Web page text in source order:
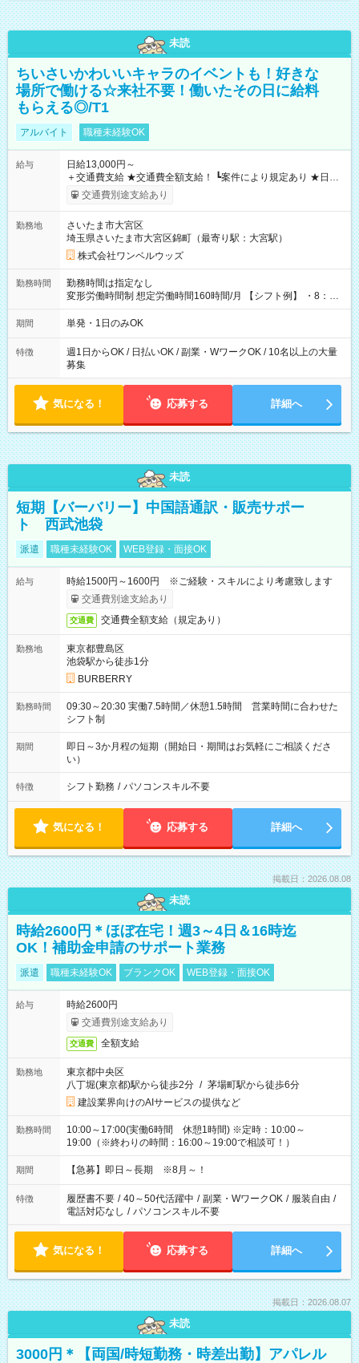
未読
ちいさいかわいいキャラのイベントも！好きな
場所で働ける☆来社不要！働いたその日に給料
もらえる◎/T1
アルバイト 職種未経験OK
給与
日給13,000円～
＋交通費支給 ★交通費全額支給！ ┗案件により規定あり ★日払
いOK！（規定あり） ┗働いたその日に現金GET♪ お仕事後はコ
ンビニATMから 日払い分を引き落とせます！ 【試用期間】試
交通費別途支給あり
勤務地
さいたま市大宮区
埼玉県さいたま市大宮区錦町（最寄り駅：大宮駅）
株式会社ワンベルウッズ
勤務時間
勤務時間は指定なし
変形労働時間制 想定労働時間160時間/月 【シフト例】 ・8：00
～21：00
期間 単発・1日のみOK
特徴
週1日からOK / 日払いOK / 副業・WワークOK / 10名以上の大量
募集
気になる！ 応募する 詳細へ
未読
短期【バーバリー】中国語通訳・販売サポー
ト 西武池袋
派遣 職種未経験OK WEB登録・面接OK
給与
時給1500円～1600円 ※ご経験・スキルにより考慮致します
交通費別途支給あり
交通費 交通費全額支給（規定あり）
勤務地
東京都豊島区
池袋駅から徒歩1分
BURBERRY
勤務時間
09:30～20:30 実働7.5時間／休憩1.5時間 営業時間に合わせた
シフト制
期間
即日～3か月程の短期（開始日・期間はお気軽にご相談くださ
い）
特徴 シフト勤務 / パソコンスキル不要
気になる！ 応募する 詳細へ
掲載日：2026.08.08
未読
時給2600円＊ほぼ在宅！週3～4日＆16時迄
OK！補助金申請のサポート業務
派遣 職種未経験OK ブランクOK WEB登録・面接OK
給与
時給2600円
交通費別途支給あり
交通費 全額支給
勤務地
東京都中央区
八丁堀(東京都)駅から徒歩2分 / 茅場町駅から徒歩6分
建設業界向けのAIサービスの提供など
勤務時間
10:00～17:00(実働6時間 休憩1時間) ※定時：10:00～
19:00（※終わりの時間：16:00～19:00で相談可！）
期間 【急募】即日～長期 ※8月～！
特徴 履歴書不要 / 40～50代活躍中 / 副業・WワークOK / 服装自由 /
電話対応なし / パソコンスキル不要
気になる！ 応募する 詳細へ
掲載日：2026.08.07
未読
3000円＊【両国/時短勤務・時差出勤】アパレル